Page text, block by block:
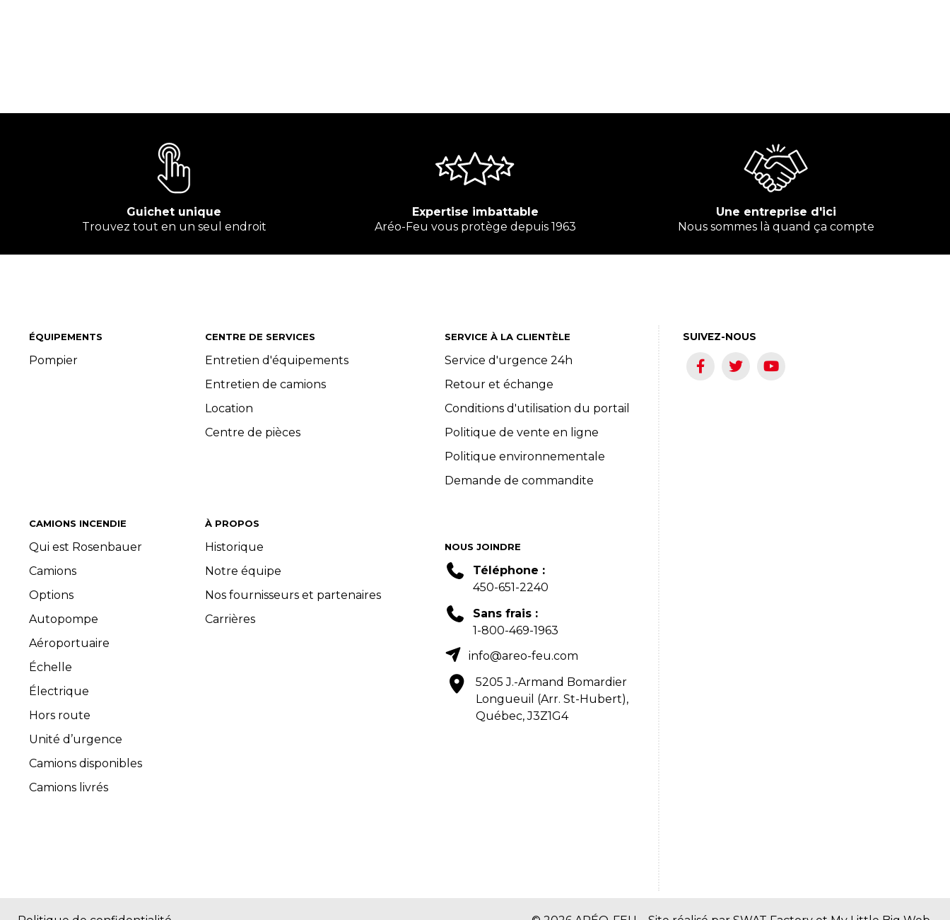
Guichet unique
Trouvez tout en un seul endroit
Expertise imbattable
Aréo-Feu vous protège depuis 1963
Une entreprise d'ici
Nous sommes là quand ça compte
ÉQUIPEMENTS
Pompier
CAMIONS INCENDIE
Qui est Rosenbauer
Camions
Options
Autopompe
Aéroportuaire
Échelle
Électrique
Hors route
Unité d’urgence
Camions disponibles
Camions livrés
CENTRE DE SERVICES
Entretien d'équipements
Entretien de camions
Location
Centre de pièces
À PROPOS
Historique
Notre équipe
Nos fournisseurs et partenaires
Carrières
SERVICE À LA CLIENTÈLE
Service d'urgence 24h
Retour et échange
Conditions d'utilisation du portail
Politique de vente en ligne
Politique environnementale
Demande de commandite
NOUS JOINDRE
Téléphone :
450-651-2240
Sans frais :
1-800-469-1963
info@areo-feu.com
5205 J.-Armand Bomardier
Longueuil (Arr. St-Hubert),
Québec, J3Z1G4
SUIVEZ-NOUS